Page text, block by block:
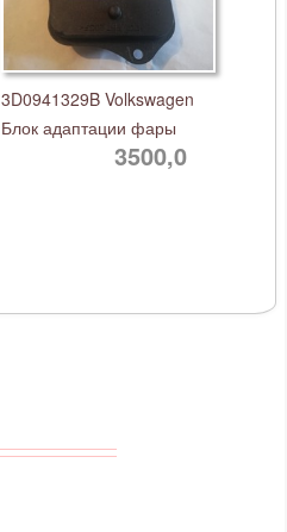
3D0941329B Volkswagen
Блок адаптации фары
3500,0